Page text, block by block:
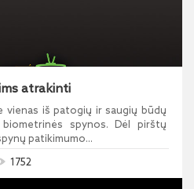
atrakinti
vienas iš patogių ir saugių būdų
spynos. Dėl pirštų
patikimumo...
1752